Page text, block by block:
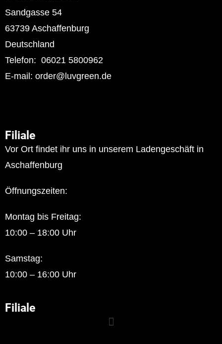
Sandgasse 54
63739 Aschaffenburg
Deutschland
Telefon: 06021 5800962
E-mail: order@luvgreen.de
Filiale
Vor Ort findet ihr uns in unserem Ladengeschäft in
Aschaffenburg
Öffnungszeiten:
Montag bis Freitag:
10:00 – 18:00 Uhr
Samstag:
10:00 – 16:00 Uhr
Filiale